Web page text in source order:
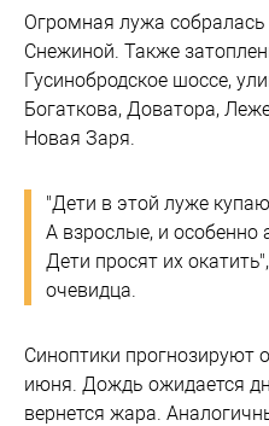
Огромная лужа
Снежиной. Также
Гусинобродское шоссе,
Богаткова, Доватора,
Новая Заря.
"Дети в этой луже
А взрослые, и особенно
Дети просят их
очевидца.
Синоптики прогнозируют
июня. Дождь ожидается
вернется жара.